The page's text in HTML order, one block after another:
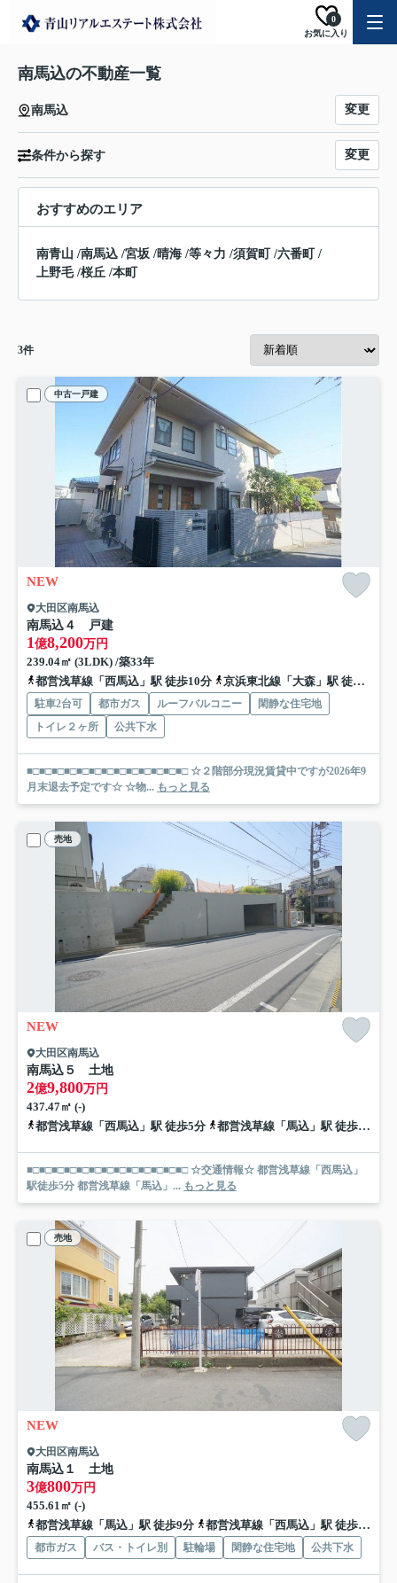
お気に入り
0
南馬込の不動産一覧
南馬込 変更
条件から探す 変更
おすすめのエリア
南青山 /南馬込 /宮坂 /晴海 /等々力 /須賀町 /六番町
/
上野毛/桜丘 /本町
3件
中古一戸建
NEW
大田区南馬込
南馬込４ 戸建
1億8,200万円
239.04㎡ (3LDK) /築33年
都営浅草線「西馬込」駅 徒歩10分
京浜東北線「大森」駅 徒歩26分
駐車2台可 都市ガス ルーフバルコニー
閑静な住宅地
トイレ２ヶ所
公共下水
■□■□■□■□■□■□■□■□■□■□■□■□■□ ☆２階部分現況賃貸中ですが2026年9
月末退去予定です☆ ☆物... もっと見る
売地
NEW
大田区南馬込
南馬込５ 土地
2億9,800万円
437.47㎡ (-)
都営浅草線「西馬込」駅 徒歩5分
都営浅草線「馬込」駅 徒歩12分
■□■□■□■□■□■□■□■□■□■□■□■□■□ ☆交通情報☆ 都営浅草線「西馬込」
駅徒歩5分 都営浅草線「馬込」... もっと見る
売地
NEW
大田区南馬込
南馬込１ 土地
3億800万円
455.61㎡ (-)
都営浅草線「馬込」駅 徒歩9分
都営浅草線「西馬込」駅 徒歩10分
都市ガス バス・トイレ別 駐輪場 閑静な住宅地 公共下水